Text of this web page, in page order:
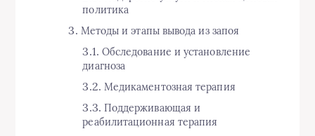
политика
Методы и этапы вывода из запоя
Обследование и установление
диагноза
Медикаментозная терапия
Поддерживающая и
реабилитационная терапия